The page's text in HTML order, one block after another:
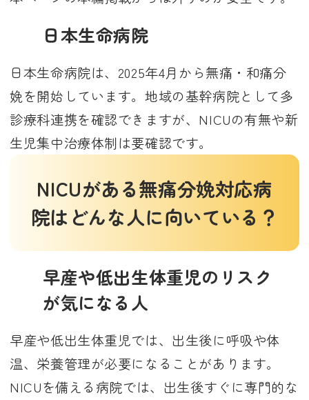
日本生命病院
日本生命病院は、2025年4月から無痛・和痛分
娩を開始しています。地域の基幹病院として多
診療科連携を確認できますが、NICUの有無や新
生児集中治療体制は要確認です。
NICUがある無痛分娩対応病
院はどんな人に向いている？
早産や低出生体重児のリスク
が気になる人
早産や低出生体重児では、出生後に呼吸や体
温、栄養管理が必要になることがあります。
NICUを備える病院では、出生後すぐに専門的な